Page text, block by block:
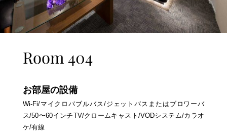
Room 404
お部屋の設備
Wi-Fi/マイクロバブルバス/ジェットバスまたはブロワーバ
ス/50〜60インチTV/クロームキャスト/VODシステム/カラオ
ケ/有線